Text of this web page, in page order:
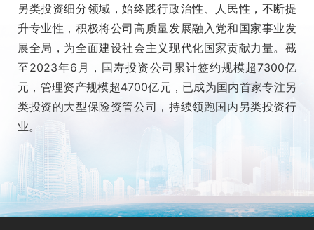
另类投资细分领域，始终践行政治性、人民性，不断提
升专业性，积极将公司高质量发展融入党和国家事业发
展全局，为全面建设社会主义现代化国家贡献力量。截
至2023年6月，国寿投资公司累计签约规模超7300亿
元，管理资产规模超4700亿元，已成为国内首家专注另
类投资的大型保险资管公司，持续领跑国内另类投资行
业。